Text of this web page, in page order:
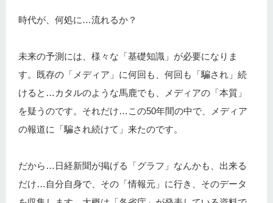
時代が、何処に…流れるか？
未来の予測には、様々な「基礎知識」が必要になりま
す。既存の「メディア」に何回も、何回も「騙され」続
けると…カタルのような馬鹿でも、メディアの「本質」
を疑うのです。それだけ…この50年間の中で、メディア
の報道に「騙され続けて」来たのです。
だから…日経新聞が掲げる「グラフ」なんかも、出来る
だけ…自分自身で、その「情報元」に行き、そのデータ